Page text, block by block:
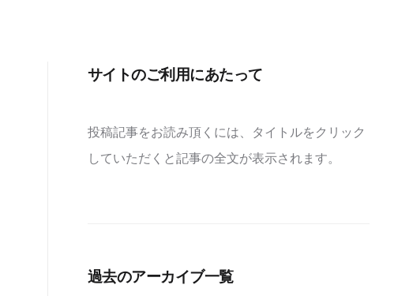
サイトのご利用にあたって
投稿記事をお読み頂くには、タイトルをクリック
していただくと記事の全文が表示されます。
過去のアーカイブ一覧